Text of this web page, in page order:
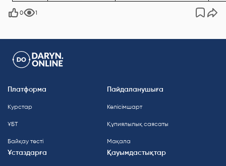
0 1
Платформа
Курстар
ҰБТ
Байқау тесті
Пайдаланушыға
Келісімшарт
Құпиялылық саясаты
Мақала
Ұстаздарға Қауымдастықтар